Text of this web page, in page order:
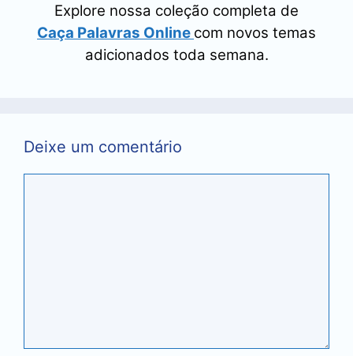
Explore nossa coleção completa de
Caça Palavras Online com novos temas
adicionados toda semana.
Deixe um comentário